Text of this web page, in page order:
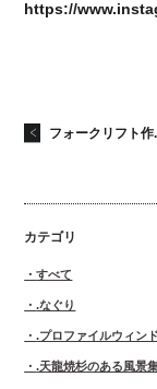
https://
フォークリフト作
カテゴリ
すべて
.なぐり
.プロファイルウィン
.天龍焼杉のある風景